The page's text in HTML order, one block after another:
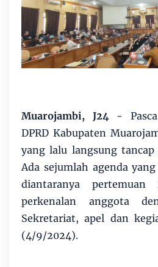
Muarojambi, J24- Pasca
DPRD Kabupaten
yang lalu langsung
Ada sejumlah agenda
diantaranya pertemuan
perkenalan anggota
Sekretariat, apel dan
(4/9/2024).